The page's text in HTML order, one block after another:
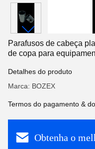
Parafusos de cabeça
de copa para
Detalhes do produto
Marca: BOZEX
Termos do pagamento &
Obtenha o